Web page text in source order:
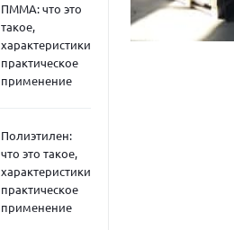
ПММА: что это
такое,
характеристики,
практическое
применение
Полиэтилен:
что это такое,
характеристики,
практическое
применение